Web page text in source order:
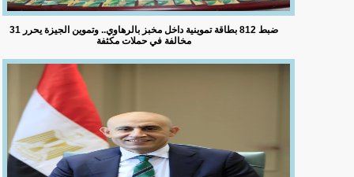
ضبط 812 بطاقة تموينية داخل مخبز بالرهاوي.. وتموين الجيزة يحرر 31
مخالفة في حملات مكثفة